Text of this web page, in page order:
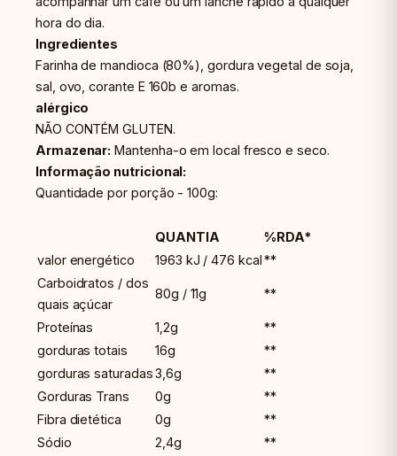
hora do dia.
Ingredientes
Farinha de mandioca (80%), gordura vegetal de soja,
sal, ovo, corante E 160b e aromas.
alérgico
NÃO CONTÉM GLUTEN.
Armazenar: Mantenha-o em local fresco e seco.
Informação nutricional:
Quantidade por porção - 100g:
QUANTIA
%RDA*
valor energético
1963 kJ / 476 kcal**
Carboidratos / dos
quais açúcar
80g / 11g **
Proteínas 1,2g
**
gorduras totais
16g
**
gorduras saturadas3,6g
**
Gorduras Trans
0g
**
Fibra dietética
0g
**
Sódio
2,4g
**